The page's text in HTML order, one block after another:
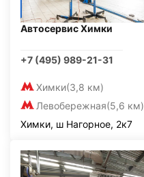
Автосервис Химки
+7 (495) 989-21-31
Химки(3,8 км)
Левобережная(5,6 км)
Химки, ш Нагорное, 2к7